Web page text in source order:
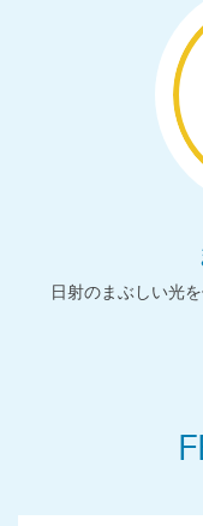
日射のまぶしい光